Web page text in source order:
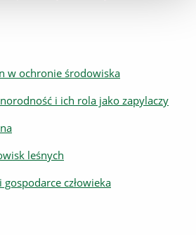
w ochronie środowiska
i ich rola jako zapylaczy
leśnych
człowieka